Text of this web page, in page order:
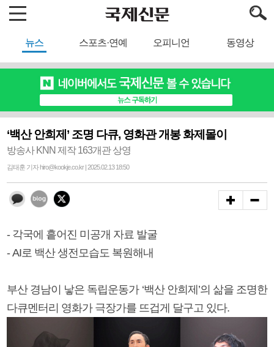
뉴스 스포츠·연예 오피니언 동영상
‘백산 안희제’ 조명 다큐, 영화관 개봉 화제몰이
방송사 KNN 제작 163개관 상영
김태훈 기자 hiro@kookje.co.kr | 2025.02.13 18:50
- 각국에 흩어진 미공개 자료 발굴
- AI로 백산 생전모습도 복원해내
부산 경남이 낳은 독립운동가 ‘백산 안희제’의 삶을 조명한
다큐멘터리 영화가 극장가를 뜨겁게 달구고 있다.